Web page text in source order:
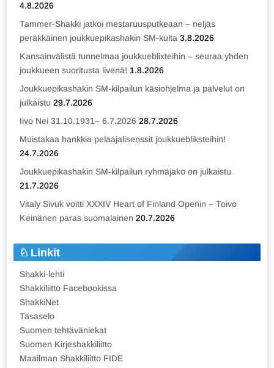
4.8.2026
Tammer-Shakki jatkoi mestaruusputkeaan – neljäs
peräkkäinen joukkuepikashakin SM-kulta 3.8.2026
Kansainvälistä tunnelmaa joukkueblixteihin – seuraa yhden
joukkueen suoritusta livenä! 1.8.2026
Joukkuepikashakin SM-kilpailun käsiohjelma ja palvelut on
julkaistu 29.7.2026
Iivo Nei 31.10.1931– 6.7.2026 28.7.2026
Muistakaa hankkia pelaajalisenssit joukkuebliksteihin!
24.7.2026
Joukkuepikashakin SM-kilpailun ryhmäjako on julkaistu
21.7.2026
Vitaly Sivuk voitti XXXIV Heart of Finland Openin – Toivo
Keinänen paras suomalainen 20.7.2026
Linkit
Shakki-lehti
Shakkiliitto Facebookissa
ShakkiNet
Tasaselo
Suomen tehtäväniekat
Suomen Kirjeshakkiliitto
Maailman Shakkiliitto FIDE